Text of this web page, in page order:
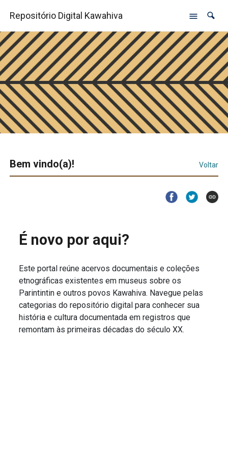
Repositório Digital Kawahiva
Bem vindo(a)! Voltar
É novo por aqui?
Este portal reúne acervos documentais e coleções
etnográficas existentes em museus sobre os
Parintintin e outros povos Kawahiva. Navegue pelas
categorias do repositório digital para conhecer sua
história e cultura documentada em registros que
remontam às primeiras décadas do século XX.